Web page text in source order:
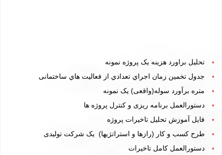
تحلیل براورد هزینه یک پروژه نمونه
جدول تخمین زمان اجراي تعدادي از فعالیت هاي ساختمانی
متره برآورد سوله(واقعی) یک نمونه
دستورالعمل برنامه ریزی و کنترل پروژه ها
فایل آموزش تحلیل تاخیرات پروژه
طرح کسب و کار (رازها و استراتژیها) یک شرکت تولیدی
دستورالعمل کامل تاخيرات